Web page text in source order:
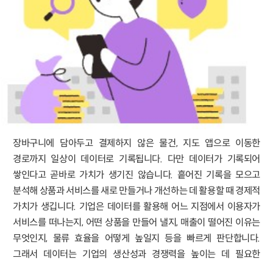
장바구니에 담아두고 결제하지 않은 물건, 지도 앱으로 이동한
경로까지 일상이 데이터로 기록됩니다. 다만 데이터가 기록되어
쌓인다고 곧바로 가치가 생기진 않습니다. 흩어진 기록을 모으고
분석해 상품과 서비스를 새로 만들거나 개선하는 데 활용할 때 경제적
가치가 생깁니다. 기업은 데이터를 활용해 어느 지점에서 이용자가
서비스를 떠나는지, 어떤 상품을 만들어 낼지, 매출이 떨어진 이유는
무엇인지, 물류 효율을 어떻게 높일지 등을 빠르게 판단합니다.
그래서 데이터는 기업의 생산성과 경쟁력을 높이는 데 필요한